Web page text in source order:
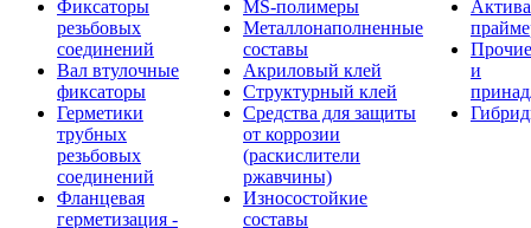
Фиксаторы
резьбовых
соединений
Вал втулочные
фиксаторы
Герметики
трубных
резьбовых
соединений
Фланцевая
герметизация -
MS-полимеры
Металлонаполненные
составы
Акриловый клей
Структурный клей
Средства для защиты
от коррозии
(раскислители
ржавчины)
Износостойкие
составы
и